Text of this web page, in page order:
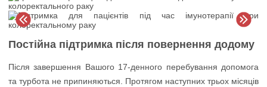
Постійна підтримка після повернення додому
Після завершення Вашого 17-денного перебування допомога
та турбота не припиняються. Протягом наступних трьох місяців